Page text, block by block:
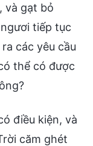
và gạt bỏ
tiếp tục
các yêu cầu
thể có được
điều kiện, và
căm ghét